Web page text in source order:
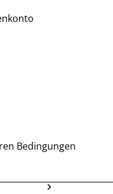
Bedingungen